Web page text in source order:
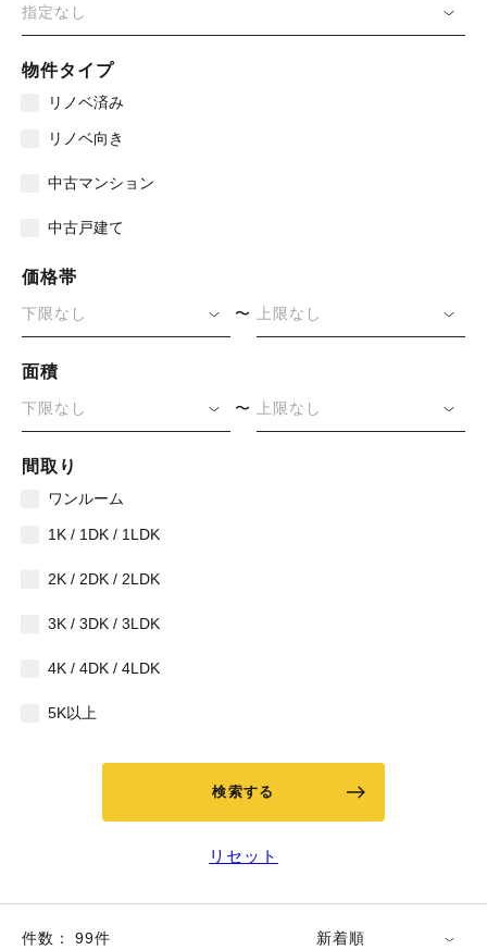
指定なし
物件タイプ
リノベ済み
リノベ向き
中古マンション
中古戸建て
価格帯
下限なし 上限なし
面積
下限なし 上限なし
間取り
ワンルーム
1K / 1DK / 1LDK
2K / 2DK / 2LDK
3K / 3DK / 3LDK
4K / 4DK / 4LDK
5K以上
検索する
リセット
件数： 99件 新着順